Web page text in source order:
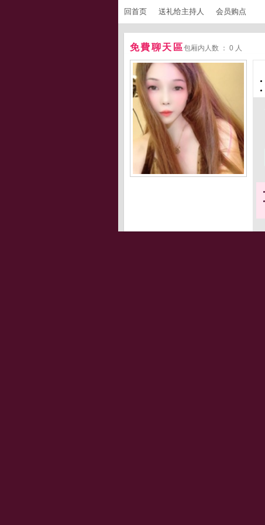
回首页 送礼给主持人 会员购点
免費聊天區包厢内人数 ： 0 人